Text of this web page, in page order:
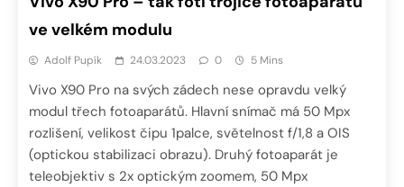
ve velkém modulu
Adolf Pupík 24.03.2023 0 5 Mins
Vivo X90 Pro na svých zádech nese opravdu velký
modul třech fotoaparátů. Hlavní snímač má 50 Mpx
rozlišení, velikost čipu 1palce, světelnost f/1,8 a OIS
(optickou stabilizaci obrazu). Druhý fotoaparát je
teleobjektiv s 2x optickým zoomem, 50 Mpx